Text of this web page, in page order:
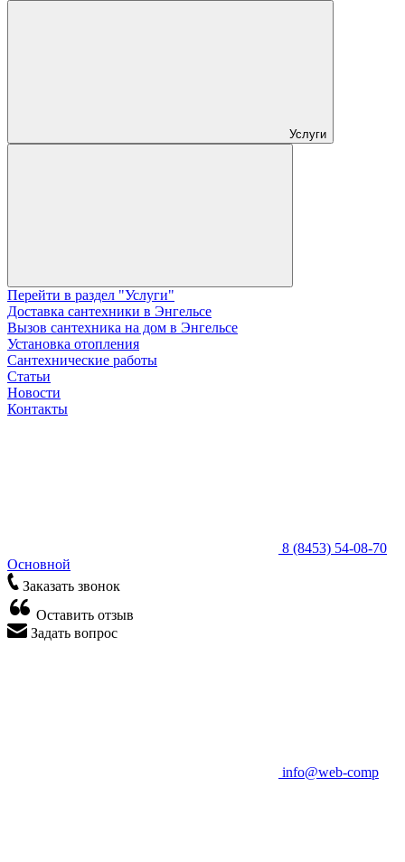
Услуги
Перейти в раздел "Услуги"
Доставка сантехники в Энгельсе
Вызов сантехника на дом в Энгельсе
Установка отопления
Сантехнические работы
Статьи
Новости
Контакты
8 (8453) 54-08-70
Основной
Заказать звонок
Оставить отзыв
Задать вопрос
info@web-comp